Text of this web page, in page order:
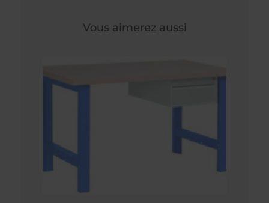
Vous aimerez aussi